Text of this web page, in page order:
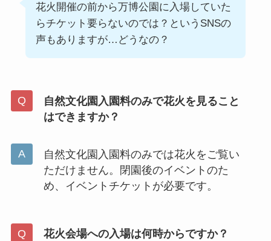
花火開催の前から万博公園に入場していた
らチケット要らないのでは？というSNSの
声もありますが…どうなの？
自然文化園入園料のみで花火を見ること
はできますか？
自然文化園入園料のみでは花火をご覧い
ただけません。閉園後のイベントのた
め、イベントチケットが必要です。
花火会場への入場は何時からですか？